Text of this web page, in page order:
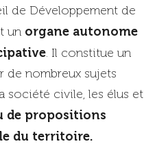
de Développement de
un organe autonome
. Il constitue un
de nombreux sujets
société civile, les élus et
de propositions
du territoire.